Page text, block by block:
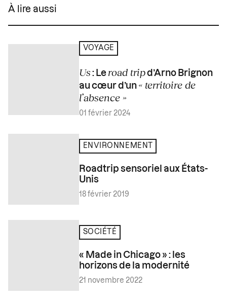
À lire aussi
VOYAGE
Us: Le road tripd’Arno Brignon
au cœur d’un « territoire de
l’absence »
01 février 2024
ENVIRONNEMENT
Roadtrip sensoriel aux États-
Unis
18 février 2019
SOCIÉTÉ
« Made in Chicago » : les
horizons de la modernité
21 novembre 2022